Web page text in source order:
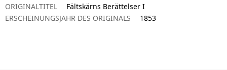
ORIGINALTITEL
Fältskärns Berättelser I
ERSCHEINUNGSJAHR DES ORIGINALS
1853